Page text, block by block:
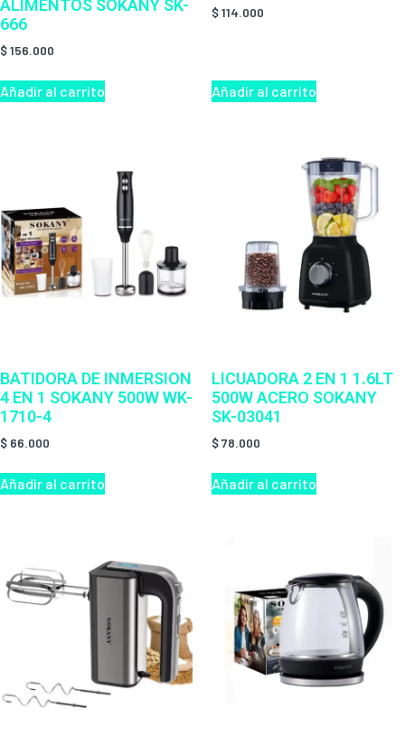
ALIMENTOS SOKANY SK-
666
$156.000
Añadir al carrito
$114.000
Añadir al carrito
BATIDORA DE INMERSION
4 EN 1 SOKANY 500W WK-
1710-4
$ 66.000
Añadir al carrito
LICUADORA 2 EN 1 1.6LT
500W ACERO SOKANY
SK-03041
$78.000
Añadir al carrito